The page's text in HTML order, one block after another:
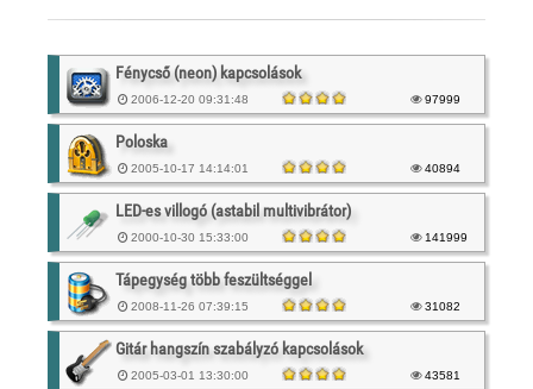
Fénycső (neon) kapcsolások
2006-12-20 09:31:48 97999
Poloska
2005-10-17 14:14:01 40894
LED-es villogó (astabil multivibrátor)
2000-10-30 15:33:00 141999
Tápegység több feszültséggel
2008-11-26 07:39:15 31082
Gitár hangszín szabályzó kapcsolások
2005-03-01 13:30:00 43581